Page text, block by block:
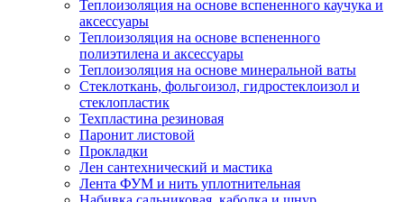
Теплоизоляция на основе вспененного каучука и
аксессуары
Теплоизоляция на основе вспененного
полиэтилена и аксессуары
Теплоизоляция на основе минеральной ваты
Стеклоткань, фольгоизол, гидростеклоизол и
стеклопластик
Техпластина резиновая
Паронит листовой
Прокладки
Лен сантехнический и мастика
Лента ФУМ и нить уплотнительная